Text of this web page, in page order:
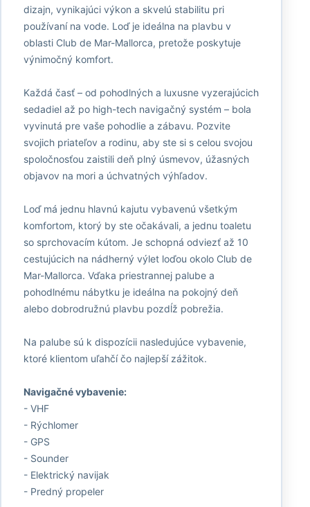
dizajn, vynikajúci výkon a skvelú stabilitu pri
používaní na vode. Loď je ideálna na plavbu v
oblasti Club de Mar-Mallorca, pretože poskytuje
výnimočný komfort.
Každá časť – od pohodlných a luxusne vyzerajúcich
sedadiel až po high-tech navigačný systém – bola
vyvinutá pre vaše pohodlie a zábavu. Pozvite
svojich priateľov a rodinu, aby ste si s celou svojou
spoločnosťou zaistili deň plný úsmevov, úžasných
objavov na mori a úchvatných výhľadov.
Loď má jednu hlavnú kajutu vybavenú všetkým
komfortom, ktorý by ste očakávali, a jednu toaletu
so sprchovacím kútom. Je schopná odviezť až 10
cestujúcich na nádherný výlet loďou okolo Club de
Mar-Mallorca. Vďaka priestrannej palube a
pohodlnému nábytku je ideálna na pokojný deň
alebo dobrodružnú plavbu pozdĺž pobrežia.
Na palube sú k dispozícii nasledujúce vybavenie,
ktoré klientom uľahčí čo najlepší zážitok.
Navigačné vybavenie:
- VHF
- Rýchlomer
- GPS
- Sounder
- Elektrický navijak
- Predný propeler